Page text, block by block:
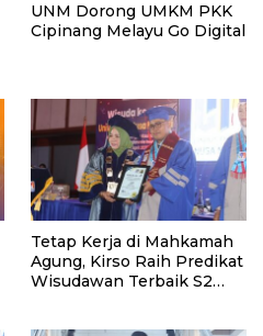
UNM Dorong UMKM PKK
Cipinang Melayu Go Digital
Tetap Kerja di Mahkamah
Agung, Kirso Raih Predikat
Wisudawan Terbaik S2